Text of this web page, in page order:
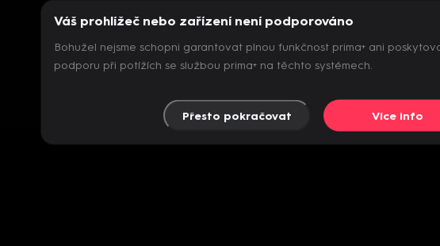
Váš prohlížeč nebo zařízení není podporováno
Bohužel nejsme schopni garantovat plnou funkčnost prima+ ani
podporu při potížích se službou prima+ na těchto systémech.
Přesto pokračovat Více info